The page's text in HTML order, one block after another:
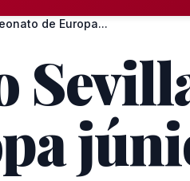
de Europa...